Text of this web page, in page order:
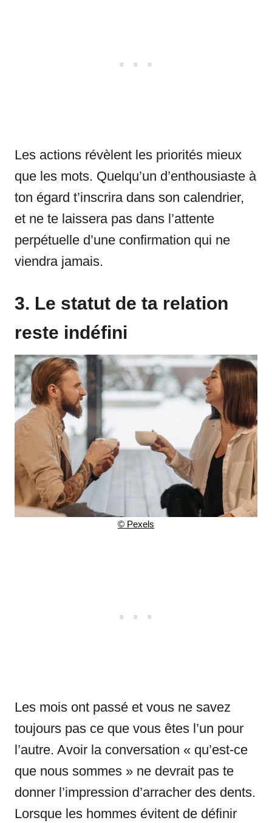
Les actions révèlent les priorités mieux
que les mots. Quelqu’un d’enthousiaste à
ton égard t’inscrira dans son calendrier,
et ne te laissera pas dans l’attente
perpétuelle d’une confirmation qui ne
viendra jamais.
3. Le statut de ta relation
reste indéfini
© Pexels
Les mois ont passé et vous ne savez
toujours pas ce que vous êtes l’un pour
l’autre. Avoir la conversation « qu’est-ce
que nous sommes » ne devrait pas te
donner l’impression d’arracher des dents.
Lorsque les hommes évitent de définir